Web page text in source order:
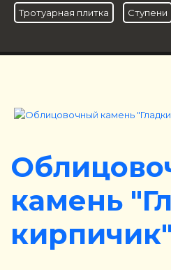
Тротуарная плитка Ступени
камень
кирпичик"